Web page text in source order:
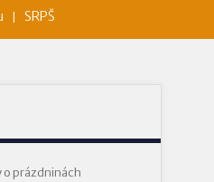
SRPŠ
o prázdninách